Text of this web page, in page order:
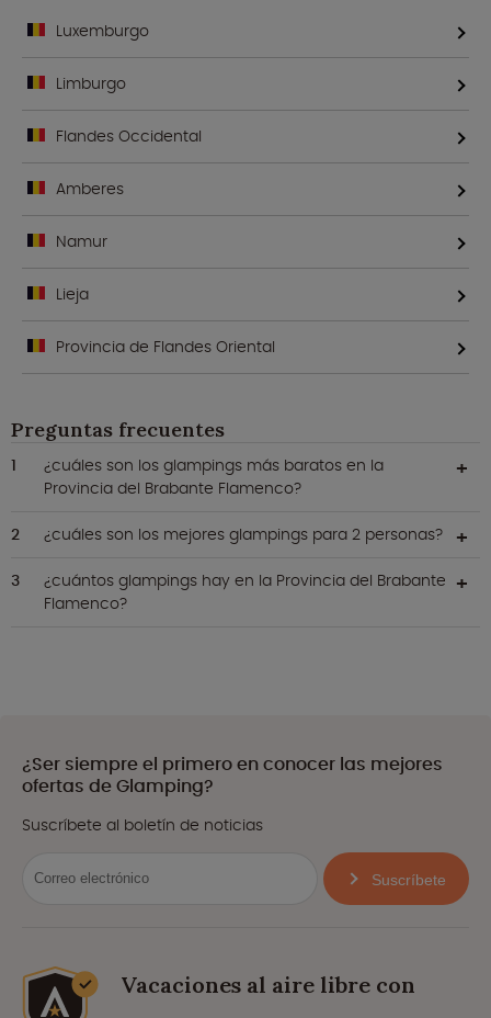
Luxemburgo
Limburgo
Flandes Occidental
Amberes
Namur
Lieja
Provincia de Flandes Oriental
Preguntas frecuentes
¿cuáles son los glampings más baratos en la
Provincia del Brabante Flamenco?
¿cuáles son los mejores glampings para 2 personas?
¿cuántos glampings hay en la Provincia del Brabante
Flamenco?
¿Ser siempre el primero en conocer las mejores
ofertas de Glamping?
Suscríbete al boletín de noticias
Suscríbete
Vacaciones al aire libre con